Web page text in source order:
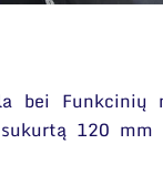
bei Funkcinių
120